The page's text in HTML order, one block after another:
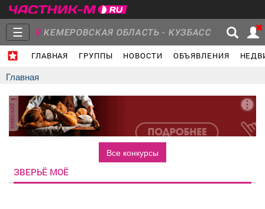
☰ КЕМЕРОВСКАЯ ОБЛАСТЬ - КУЗБАСС
ГЛАВНАЯ ГРУППЫ НОВОСТИ ОБЪЯВЛЕНИЯ
Главная
Объявления Недвижимость Услуги
Главная
реклама
Все конкурсы
ЗВЕРЬЁ МОЁ